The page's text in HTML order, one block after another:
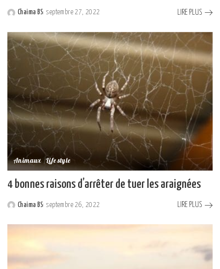
Posted
Chaima BS septembre 27, 2022 LIRE PLUS
Animaux Lifestyle
4 bonnes raisons d’arrêter de tuer les araignées
Posted
Chaima BS septembre 26, 2022 LIRE PLUS